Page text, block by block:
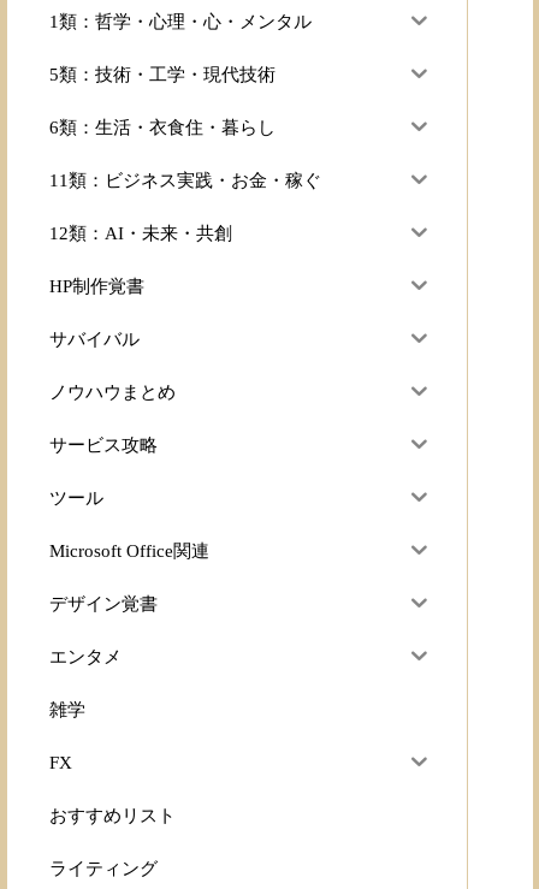
1類：哲学・心理・心・メンタル
5類：技術・工学・現代技術
6類：生活・衣食住・暮らし
11類：ビジネス実践・お金・稼ぐ
12類：AI・未来・共創
HP制作覚書
サバイバル
ノウハウまとめ
サービス攻略
ツール
Microsoft Office関連
デザイン覚書
エンタメ
雑学
FX
おすすめリスト
ライティング